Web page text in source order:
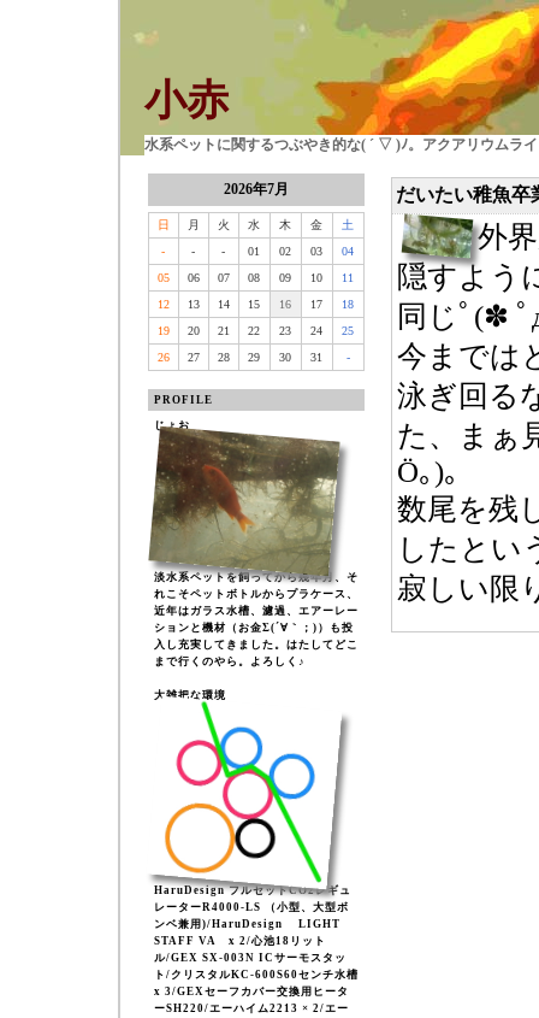
小赤
水系ペットに関するつぶやき的な( ´ ▽ )ﾉ。アクアリウムラ
2026年7月
日 月 火 水 木 金
土
-
- - 01 02 03
04
05
06 07 08 09 10
11
12
13 14 15 16 17
18
19
20 21 22 23 24
25
26
27 28 29 30 31 -
PROFILE
じょお
淡水系ペットを飼ってから幾年月、そ
れこそペットボトルからプラケース、
近年はガラス水槽、濾過、エアーレー
ションと機材（お金Σ(´∀｀；)）も投
入し充実してきました。はたしてどこ
まで行くのやら。よろしく♪
大雑把な環境
HaruDesign フルセットCO2レギュ
レーターR4000-LS （小型、大型ボ
ンベ兼用)/HaruDesign LIGHT
STAFF VA x 2/心池18リット
ル/GEX SX-003N ICサーモスタッ
ト/クリスタルKC-600S60センチ水槽
x 3/GEXセーフカバー交換用ヒータ
ーSH220/エーハイム2213 × 2/エー
だいたい稚魚卒
外
隠すよう
同じﾟ(✽
今までは
泳ぎ回る
た、まぁ
Ӧ｡)。
数尾を残
したとい
寂しい限